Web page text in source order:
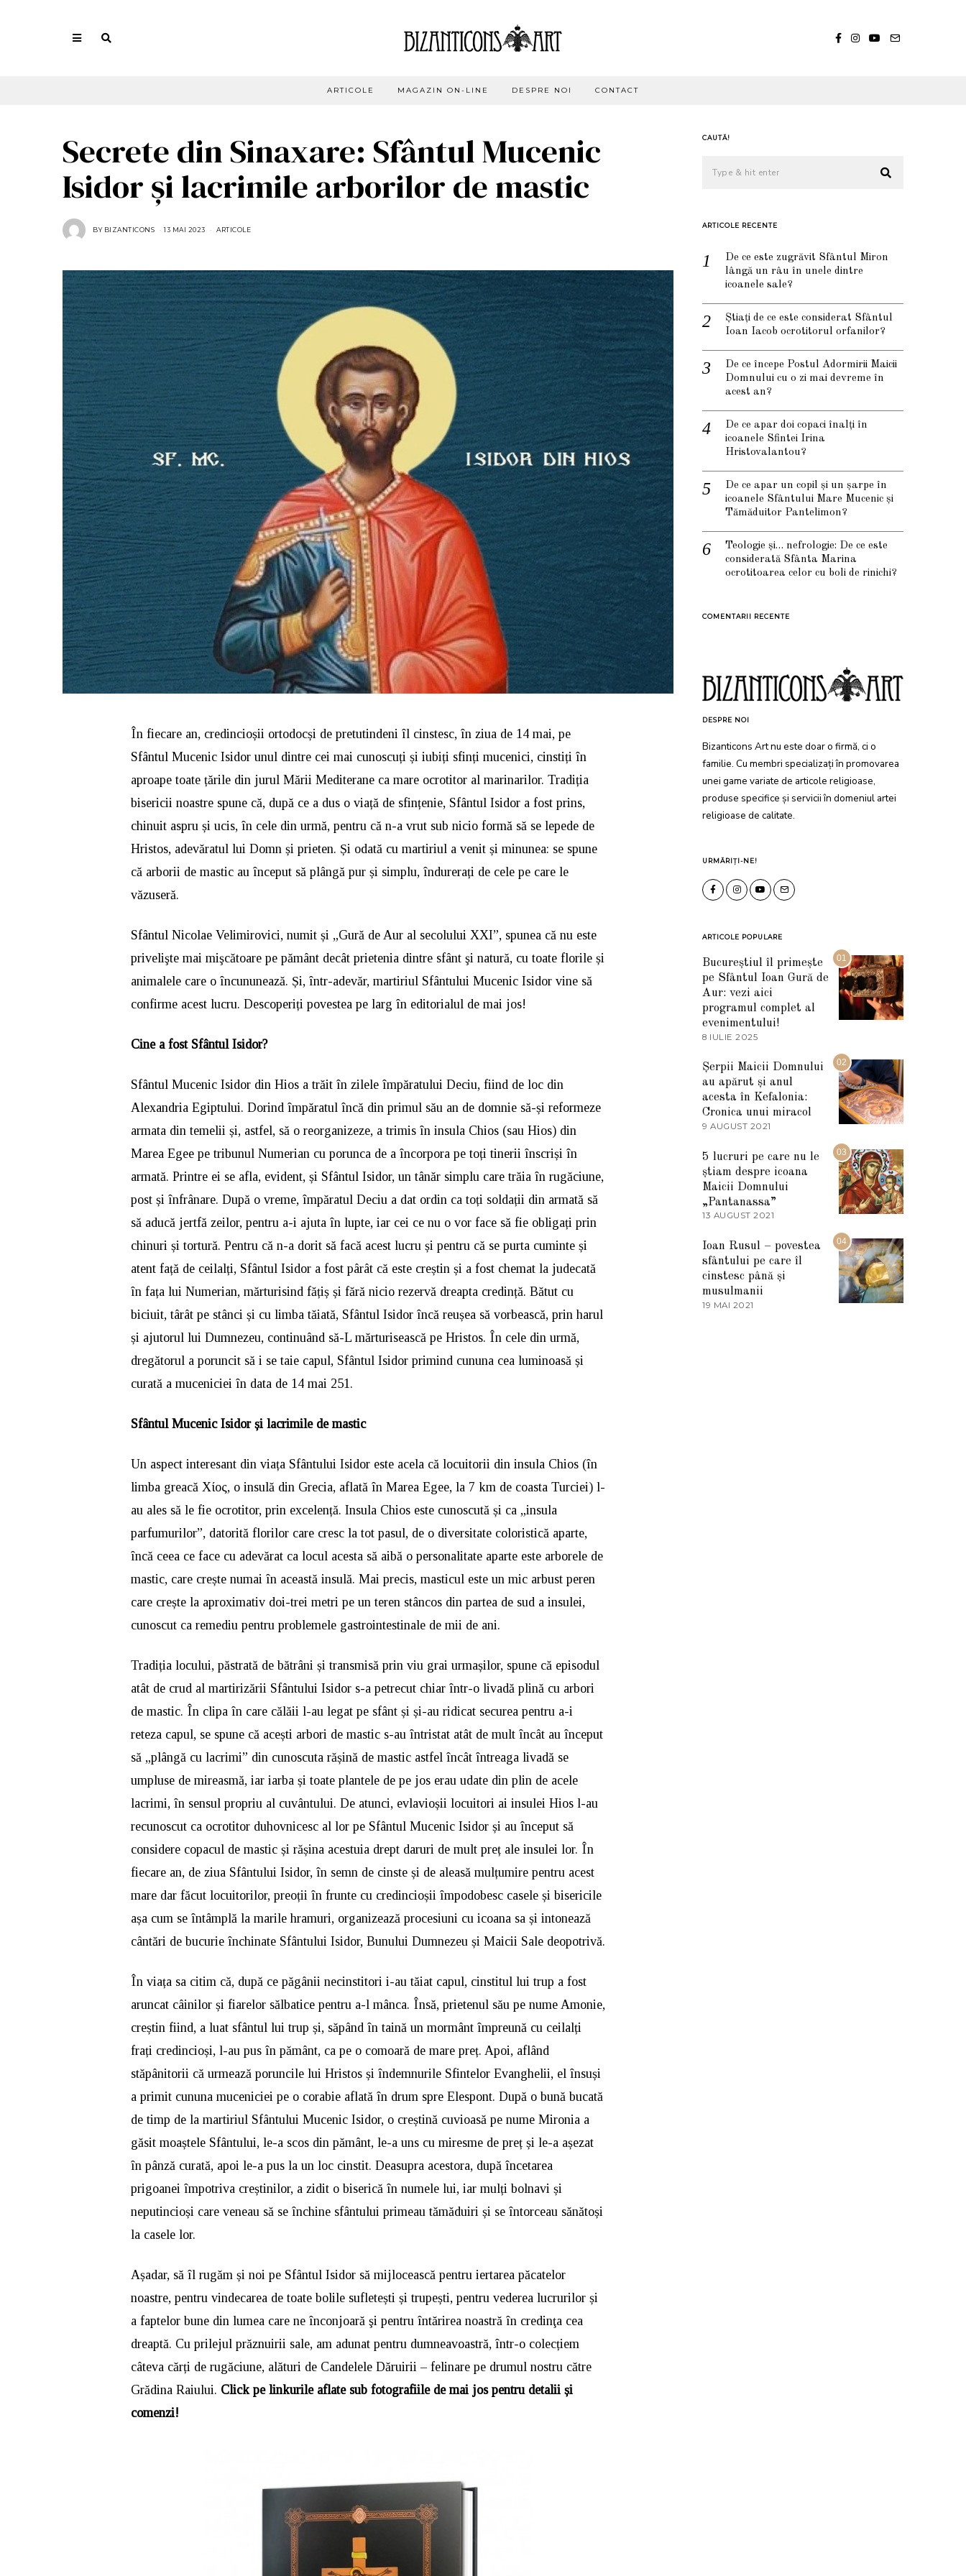
ARTICOLE MAGAZIN ON-LINE DESPRE NOI CONTACT
Secrete din Sinaxare: Sfântul Mucenic
Isidor și lacrimile arborilor de mastic
BY BIZANTICONS 13 MAI 2023
2
3
ARTICOLE
În fiecare an, credincioșii ortodocși de pretutindeni îl cinstesc, în ziua de 14 mai, pe
Sfântul Mucenic Isidor unul dintre cei mai cunoscuți și iubiți sfinți mucenici, cinstiți în
aproape toate țările din jurul Mării Mediterane ca mare ocrotitor al marinarilor. Tradiția
bisericii noastre spune că, după ce a dus o viață de sfințenie, Sfântul Isidor a fost prins,
chinuit aspru și ucis, în cele din urmă, pentru că n-a vrut sub nicio formă să se lepede de
Hristos, adevăratul lui Domn și prieten. Și odată cu martiriul a venit și minunea: se spune
că arborii de mastic au început să plângă pur și simplu, îndurerați de cele pe care le
văzuseră.
Sfântul Nicolae Velimirovici, numit și „Gură de Aur al secolului XXI”, spunea că nu este
privelişte mai mişcătoare pe pământ decât prietenia dintre sfânt şi natură, cu toate florile și
animalele care o încununează. Și, într-adevăr, martiriul Sfântului Mucenic Isidor vine să
confirme acest lucru. Descoperiți povestea pe larg în editorialul de mai jos!
Cine a fost Sfântul Isidor?
Sfântul Mucenic Isidor din Hios a trăit în zilele împăratului Deciu, fiind de loc din
Alexandria Egiptului. Dorind împăratul încă din primul său an de domnie să-și reformeze
armata din temelii și, astfel, să o reorganizeze, a trimis în insula Chios (sau Hios) din
Marea Egee pe tribunul Numerian cu porunca de a încorpora pe toți tinerii înscriși în
armată. Printre ei se afla, evident, și Sfântul Isidor, un tânăr simplu care trăia în rugăciune,
post și înfrânare. După o vreme, împăratul Deciu a dat ordin ca toți soldații din armată să
să aducă jertfă zeilor, pentru a-i ajuta în lupte, iar cei ce nu o vor face să fie obligați prin
chinuri și tortură. Pentru că n-a dorit să facă acest lucru și pentru că se purta cuminte și
atent față de ceilalți, Sfântul Isidor a fost pârât că este creștin și a fost chemat la judecată
în fața lui Numerian, mărturisind fățiș și fără nicio rezervă dreapta credință. Bătut cu
biciuit, târât pe stânci și cu limba tăiată, Sfântul Isidor încă reușea să vorbească, prin harul
și ajutorul lui Dumnezeu, continuând să-L mărturisească pe Hristos. În cele din urmă,
dregătorul a poruncit să i se taie capul, Sfântul Isidor primind cununa cea luminoasă și
curată a muceniciei în data de 14 mai 251.
Sfântul Mucenic Isidor și lacrimile de mastic
Un aspect interesant din viața Sfântului Isidor este acela că locuitorii din insula Chios (în
limba greacă Χίος, o insulă din Grecia, aflată în Marea Egee, la 7 km de coasta Turciei) l-
au ales să le fie ocrotitor, prin excelență. Insula Chios este cunoscută și ca „insula
parfumurilor”, datorită florilor care cresc la tot pasul, de o diversitate coloristică aparte,
încă ceea ce face cu adevărat ca locul acesta să aibă o personalitate aparte este arborele de
mastic, care crește numai în această insulă. Mai precis, masticul este un mic arbust peren
care crește la aproximativ doi-trei metri pe un teren stâncos din partea de sud a insulei,
cunoscut ca remediu pentru problemele gastrointestinale de mii de ani.
Tradiția locului, păstrată de bătrâni și transmisă prin viu grai urmașilor, spune că episodul
atât de crud al martirizării Sfântului Isidor s-a petrecut chiar într-o livadă plină cu arbori
de mastic. În clipa în care călăii l-au legat pe sfânt și și-au ridicat securea pentru a-i
reteza capul, se spune că acești arbori de mastic s-au întristat atât de mult încât au început
să „plângă cu lacrimi” din cunoscuta rășină de mastic astfel încât întreaga livadă se
umpluse de mireasmă, iar iarba și toate plantele de pe jos erau udate din plin de acele
lacrimi, în sensul propriu al cuvântului. De atunci, evlavioșii locuitori ai insulei Hios l-au
recunoscut ca ocrotitor duhovnicesc al lor pe Sfântul Mucenic Isidor și au început să
considere copacul de mastic și rășina acestuia drept daruri de mult preț ale insulei lor. În
fiecare an, de ziua Sfântului Isidor, în semn de cinste și de aleasă mulțumire pentru acest
mare dar făcut locuitorilor, preoții în frunte cu credincioșii împodobesc casele și bisericile
așa cum se întâmplă la marile hramuri, organizează procesiuni cu icoana sa și intonează
cântări de bucurie închinate Sfântului Isidor, Bunului Dumnezeu și Maicii Sale deopotrivă.
În viața sa citim că, după ce păgânii necinstitori i-au tăiat capul, cinstitul lui trup a fost
aruncat câinilor și fiarelor sălbatice pentru a-l mânca. Însă, prietenul său pe nume Amonie,
creștin fiind, a luat sfântul lui trup și, săpând în taină un mormânt împreună cu ceilalți
frați credincioși, l-au pus în pământ, ca pe o comoară de mare preț. Apoi, aflând
stăpânitorii că urmează poruncile lui Hristos și îndemnurile Sfintelor Evanghelii, el însuși
a primit cununa muceniciei pe o corabie aflată în drum spre Elespont. După o bună bucată
de timp de la martiriul Sfântului Mucenic Isidor, o creștină cuvioasă pe nume Mironia a
găsit moaștele Sfântului, le-a scos din pământ, le-a uns cu miresme de preț și le-a așezat
în pânză curată, apoi le-a pus la un loc cinstit. Deasupra acestora, după încetarea
prigoanei împotriva creștinilor, a zidit o biserică în numele lui, iar mulți bolnavi și
neputincioși care veneau să se închine sfântului primeau tămăduiri și se întorceau sănătoși
la casele lor.
Așadar, să îl rugăm și noi pe Sfântul Isidor să mijlocească pentru iertarea păcatelor
noastre, pentru vindecarea de toate bolile sufletești și trupești, pentru vederea lucrurilor și
a faptelor bune din lumea care ne înconjoară şi pentru întărirea noastră în credinţa cea
dreaptă. Cu prilejul prăznuirii sale, am adunat pentru dumneavoastră, într-o colecțiem
câteva cărți de rugăciune, alături de Candelele Dăruirii – felinare pe drumul nostru către
Grădina Raiului. Click pe linkurile aflate sub fotografiile de mai jos pentru detalii și
comenzi!
CAUTĂ!
ARTICOLE RECENTE
De ce este zugrăvit Sfântul Miron
lângă un râu în unele dintre
icoanele sale?
Știați de ce este considerat Sfântul
Ioan Iacob ocrotitorul orfanilor?
De ce începe Postul Adormirii Maicii
Domnului cu o zi mai devreme în
acest an?
De ce apar doi copaci înalți în
icoanele Sfintei Irina
Hristovalantou?
De ce apar un copil și un șarpe în
icoanele Sfântului Mare Mucenic și
Tămăduitor Pantelimon?
Teologie și… nefrologie: De ce este
considerată Sfânta Marina
ocrotitoarea celor cu boli de rinichi?
COMENTARII RECENTE
DESPRE NOI
Bizanticons Art nu este doar o firmă, ci o
familie. Cu membri specializați în promovarea
unei game variate de articole religioase,
produse specifice și servicii în domeniul artei
religioase de calitate.
URMĂRIȚI-NE!
ARTICOLE POPULARE
01
Bucureștiul îl primește
pe Sfântul Ioan Gură de
Aur: vezi aici
programul complet al
evenimentului!
8 IULIE 2025
U
L
I
2
0
02
Șerpii Maicii Domnului
au apărut și anul
acesta în Kefalonia:
Cronica unui miracol
9 AUGUST 2021
A
R
T
I
2
2
2
03
5 lucruri pe care nu le
știam despre icoana
Maicii Domnului
„Pantanassa”
13 AUGUST 2021
U
G
U
S
04
Ioan Rusul – povestea
sfântului pe care îl
cinstesc până și
musulmanii
19 MAI 2021